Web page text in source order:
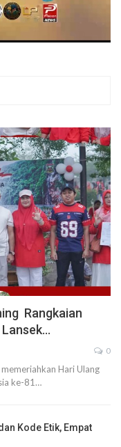
Rangkaian
Lansek…
0
Hari Ulang
ke-81…
Kode Etik, Empat